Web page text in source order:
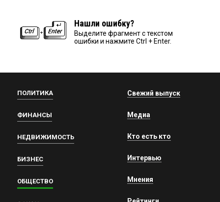
Нашли ошибку?
Выделите фрагмент с текстом
ошибки и нажмите Ctrl + Enter.
ПОЛИТИКА
ФИНАНСЫ
НЕДВИЖИМОСТЬ
БИЗНЕС
ОБЩЕСТВО
Свежий выпуск
Медиа
Кто есть кто
Интервью
Мнения